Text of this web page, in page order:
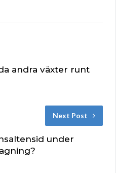
andra växter runt
Next Post
under